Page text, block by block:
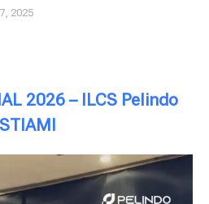
2025
2026 – ILCS Pelindo